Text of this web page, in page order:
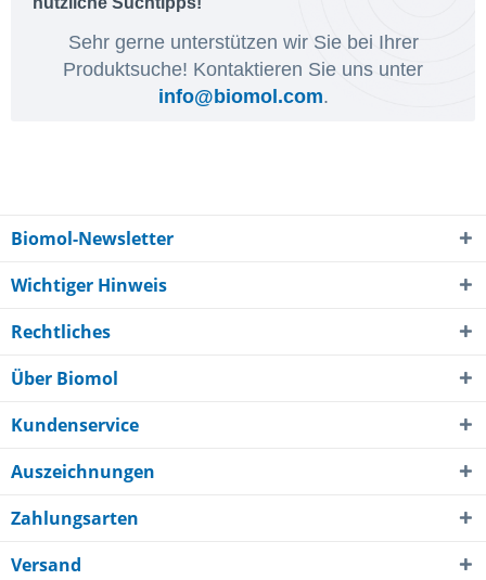
Sehr gerne unterstützen wir Sie bei Ihrer
Produktsuche! Kontaktieren Sie uns unter
info@biomol.com.
Biomol-Newsletter
Wichtiger Hinweis
Rechtliches
Über Biomol
Kundenservice
Auszeichnungen
Zahlungsarten
Versand